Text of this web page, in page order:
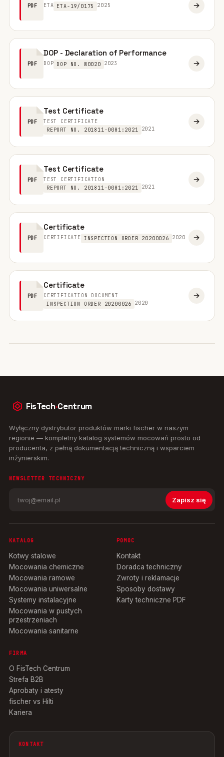
PDF ETA ETA-19/0175 2025
PDF
DOP - Declaration of Performance
DOP DOP NO. W0020 2023
PDF
Test Certificate
TEST CERTIFICATE
REPORT NO. 201811-0081:2021
2021
PDF
Test Certificate
TEST CERTIFICATION
REPORT NO. 201811-0081:2021
2021
PDF
Certificate
CERTIFICATE INSPECTION ORDER 20200026 2020
PDF
Certificate
CERTIFICATION DOCUMENT
INSPECTION ORDER 20200026
2020
FisTech·Centrum
Wyłączny dystrybutor produktów marki fischer w naszym
regionie — kompletny katalog systemów mocowań prosto od
producenta, z pełną dokumentacją techniczną i wsparciem
inżynierskim.
NEWSLETTER TECHNICZNY
Zapisz się
KATALOG
Kotwy stalowe
Mocowania chemiczne
Mocowania ramowe
Mocowania uniwersalne
Systemy instalacyjne
Mocowania w pustych
przestrzeniach
Mocowania sanitarne
POMOC
Kontakt
Doradca techniczny
Zwroty i reklamacje
Sposoby dostawy
Karty techniczne PDF
FIRMA
O FisTech Centrum
Strefa B2B
Aprobaty i atesty
fischer vs Hilti
Kariera
KONTAKT